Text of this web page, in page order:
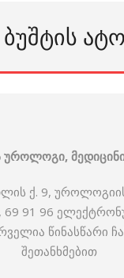
უროლოგი,
ქ. 9,
91 96
წინასწარი
შეთანხმებით